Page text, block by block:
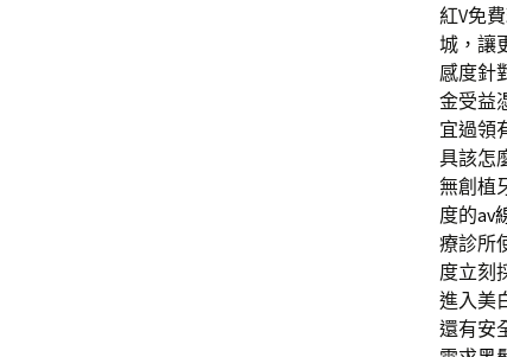
紅V免
城，讓
感度針
金受益
宜過領
具該怎
無創植
度的av
療診所
度立刻
進入美
還有安